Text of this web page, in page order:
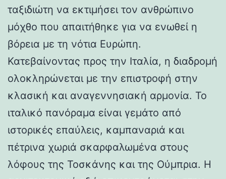
ταξιδιώτη να εκτιμήσει τον ανθρώπινο
μόχθο που απαιτήθηκε για να ενωθεί η
βόρεια με τη νότια Ευρώπη.
Κατεβαίνοντας προς την Ιταλία, η διαδρομή
ολοκληρώνεται με την επιστροφή στην
κλασική και αναγεννησιακή αρμονία. Το
ιταλικό πανόραμα είναι γεμάτο από
ιστορικές επαύλεις, καμπαναριά και
πέτρινα χωριά σκαρφαλωμένα στους
λόφους της Τοσκάνης και της Ούμπρια. Η